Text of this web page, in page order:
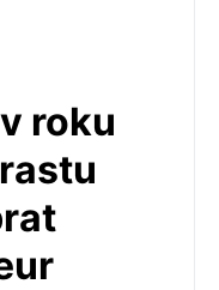
roku